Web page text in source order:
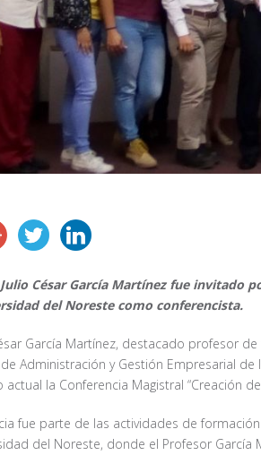
César García Martínez fue invitado
del Noreste como conferencista.
García Martínez, destacado profesor
Administración y Gestión Empresarial
actual la Conferencia Magistral “Creación
fue parte de las actividades de
del Noreste, donde el Profesor